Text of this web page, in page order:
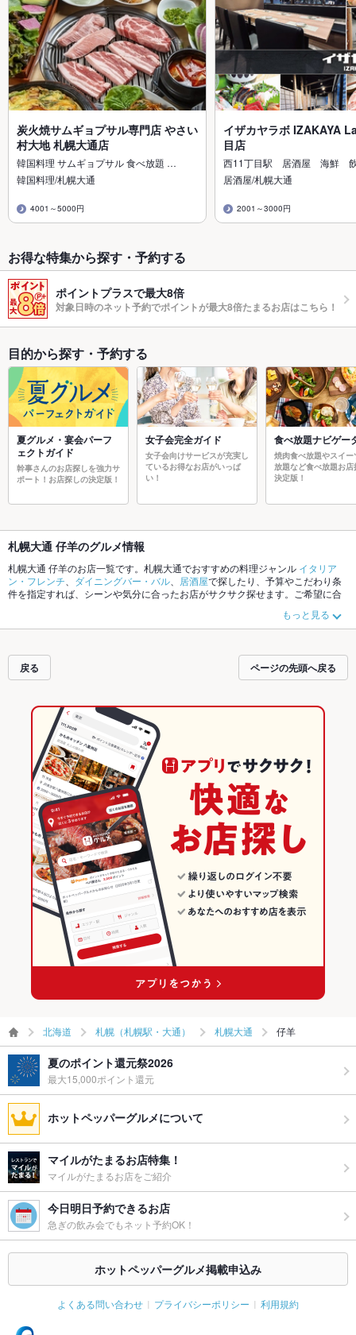
炭火焼サムギョプサル専門店 やさい
村大地 札幌大通店
韓国料理 サムギョプサル 食べ放題 …
韓国料理/札幌大通
4001～5000円
イザカヤラボ IZAKAYA
目店
西11丁目駅 居酒屋 海鮮
居酒屋/札幌大通
2001～3000円
お得な特集から探す・予約する
ポイントプラスで最大8倍
対象日時のネット予約でポイントが最大8倍たまるお店はこちら！
目的から探す・予約する
夏グルメ・宴会パーフ
ェクトガイド
幹事さんのお店探しを強力サ
ポート！お店探しの決定版！
女子会完全ガイド
女子会向けサービスが充実し
ているお得なお店がいっぱ
い！
食べ放題ナビゲー
焼肉食べ放題やスイー
放題など食べ放題お店
決定版！
札幌大通 仔羊のグルメ情報
札幌大通 仔羊のお店一覧です。札幌大通でおすすめの料理ジャンル イタリア
ン・フレンチ
ダイニングバー・バル 居酒屋で探したり、予算やこだわり条
件を指定すれば、シーンや気分に合ったお店がサクサク探せます。ご希望に合
てみてください。ホットペッパーグルメなら、お得なクーポンはもちろん、こ
だわりメニューからあげ、塩辛、刺身や季節のおすすめ料理など、お店の最新
お店も拡大中です。友達どうしの飲み会にも、会社の宴会にも、デートやパー
ティーにもお得に便利にホットペッパーグルメをご利用ください。
もっと見る
戻る ページの先頭へ戻る
北海道 札幌（札幌駅・大通） 札幌大通 仔羊
夏のポイント還元祭2026
最大15,000ポイント還元
ホットペッパーグルメについて
マイルがたまるお店特集！
マイルがたまるお店をご紹介
今日明日予約できるお店
急ぎの飲み会でもネット予約OK！
ホットペッパーグルメ掲載申込み
よくある問い合わせ プライバシーポリシー 利用規約